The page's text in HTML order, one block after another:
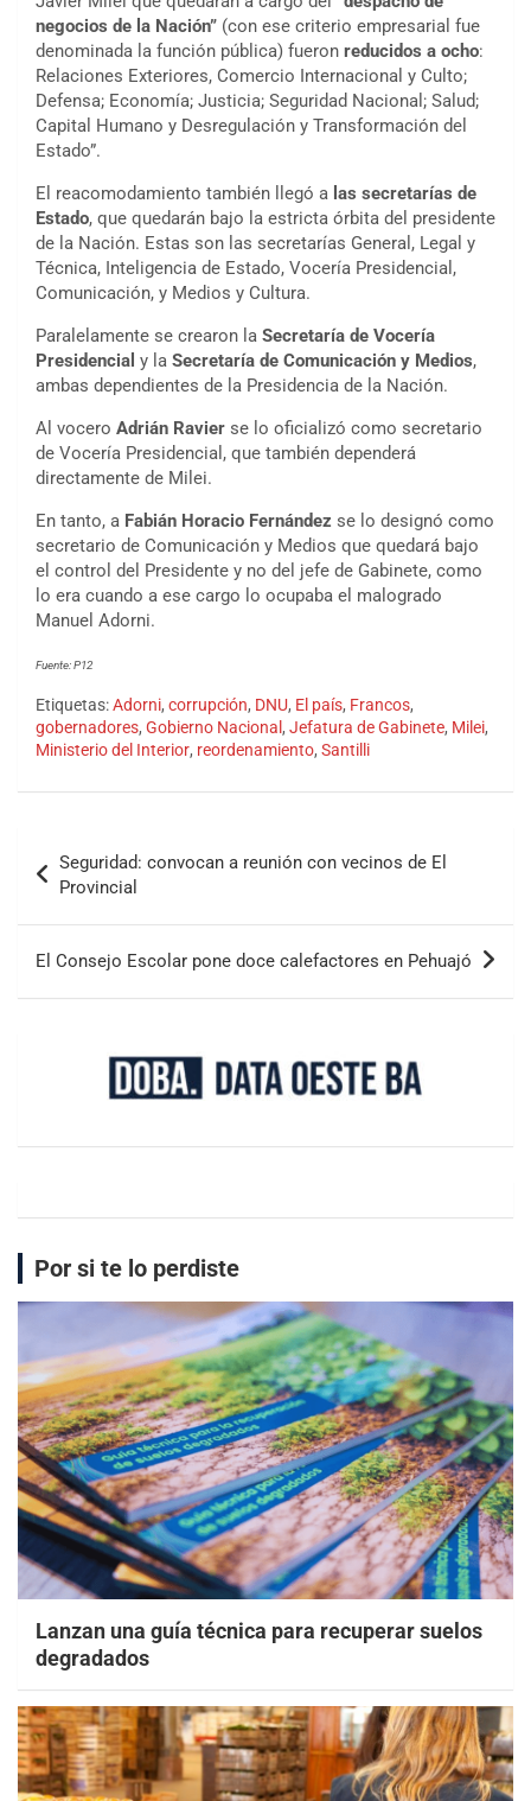
negocios de la Nación” (con ese criterio empresarial fue
denominada la función pública) fueron reducidos a ocho:
Relaciones Exteriores, Comercio Internacional y Culto;
Defensa; Economía; Justicia; Seguridad Nacional; Salud;
Capital Humano y Desregulación y Transformación del
Estado”.
El reacomodamiento también llegó a las secretarías de
Estado, que quedarán bajo la estricta órbita del presidente
de la Nación. Estas son las secretarías General, Legal y
Técnica, Inteligencia de Estado, Vocería Presidencial,
Comunicación, y Medios y Cultura.
Paralelamente se crearon la Secretaría de Vocería
Presidencial y la Secretaría de Comunicación y Medios,
ambas dependientes de la Presidencia de la Nación.
Al vocero Adrián Ravier se lo oficializó como secretario
de Vocería Presidencial, que también dependerá
directamente de Milei.
En tanto, a Fabián Horacio Fernández se lo designó como
secretario de Comunicación y Medios que quedará bajo
el control del Presidente y no del jefe de Gabinete, como
lo era cuando a ese cargo lo ocupaba el malogrado
Manuel Adorni.
Fuente: P12
Etiquetas:Adorni, corrupción, DNU, El país, Francos,
gobernadores, Gobierno Nacional , Jefatura de Gabinete, Milei,
Ministerio del Interior, reordenamiento, Santilli
Seguridad: convocan a reunión con vecinos de El
Provincial
El Consejo Escolar pone doce calefactores en Pehuajó
Por si te lo perdiste
Lanzan una guía técnica para recuperar suelos
degradados